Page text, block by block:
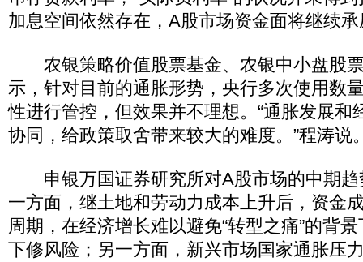
加息空间依然存在，A股市场资金面将继续
农银策略价值股票基金、农银中小盘股
示，针对目前的通胀形势，央行多次使用数
性进行管控，但效果并不理想。“通胀发展和
协同，给政策取舍带来较大的难度。”程涛说
申银万国证券研究所对A股市场的中期趋
一方面，继土地和劳动力成本上升后，资金
周期，在经济增长难以避免“转型之痛”的背
下修风险；另一方面，新兴市场国家通胀压